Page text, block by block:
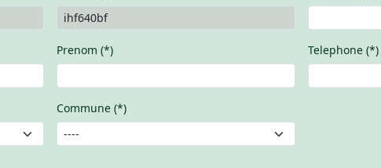
Prenom (*) Telephone (*)
Commune (*)